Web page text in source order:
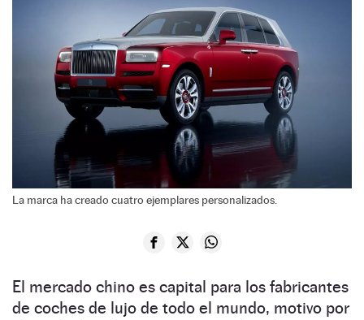
La marca ha creado cuatro ejemplares personalizados.
El mercado chino es capital para los fabricantes
de coches de lujo de todo el mundo, motivo por